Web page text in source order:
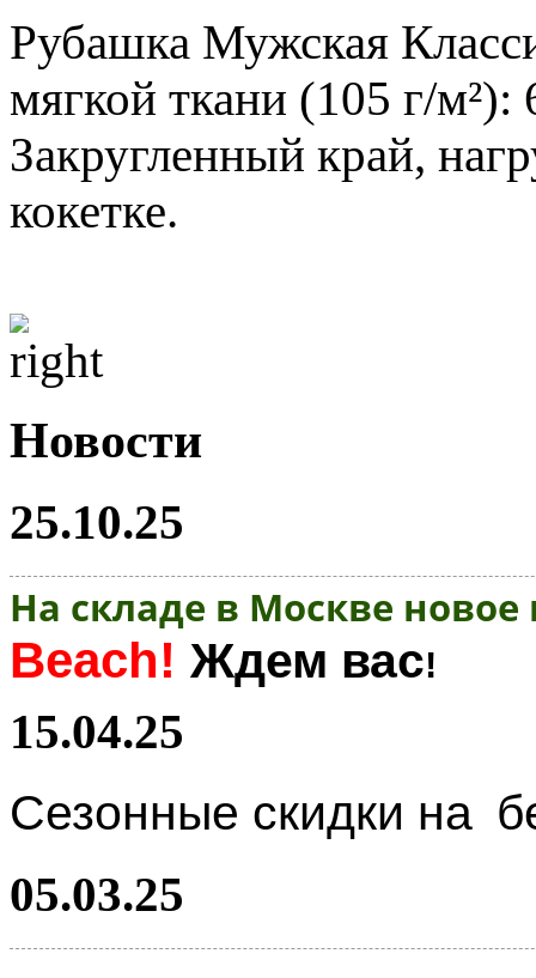
Рубашка Мужская
мягкой ткани (105 г/
Закругленный край,
кокетке.
Новости
25.10.25
На складе в Москве
Beach! Ждем вас!
15.04.25
Сезонные скидки на
05.03.25